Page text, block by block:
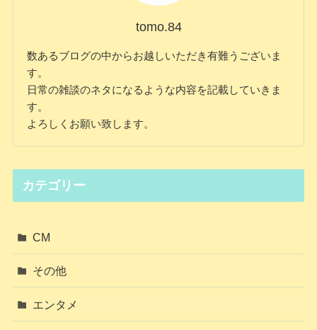
tomo.84
数あるブログの中からお越しいただき有難うございま
す。
日常の雑談のネタになるような内容を記載していきま
す。
よろしくお願い致します。
カテゴリー
CM
その他
エンタメ